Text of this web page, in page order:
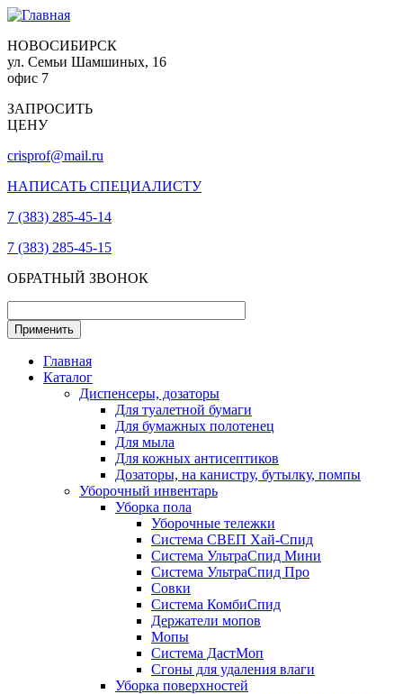
НОВОСИБИРСК
ул. Семьи Шамшиных, 16
офис 7
ЗАПРОСИТЬ
ЦЕНУ
crisprof@mail.ru
НАПИСАТЬ СПЕЦИАЛИСТУ
7 (383) 285-45-14
7 (383) 285-45-15
ОБРАТНЫЙ ЗВОНОК
Главная
Каталог
Диспенсеры, дозаторы
Для туалетной бумаги
Для бумажных полотенец
Для мыла
Для кожных антисептиков
Дозаторы, на канистру, бутылку, помпы
Уборочный инвентарь
Уборка пола
Уборочные тележки
Система СВЕП Хай-Спид
Система УльтраСпид Мини
Система УльтраСпид Про
Совки
Система КомбиСпид
Держатели мопов
Мопы
Система ДастМоп
Сгоны для удаления влаги
Уборка поверхностей